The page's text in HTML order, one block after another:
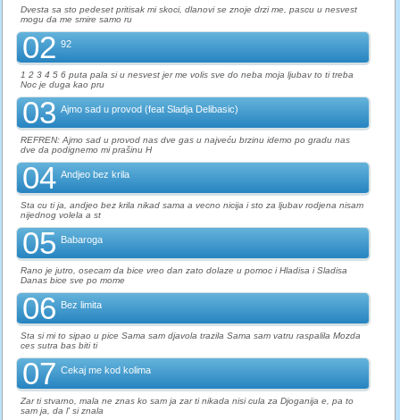
Dvesta sa sto pedeset pritisak mi skoci, dlanovi se znoje drzi me, pascu u nesvest
mogu da me smire samo ru
02 92
1 2 3 4 5 6 puta pala si u nesvest jer me volis sve do neba moja ljubav to ti treba
Noc je duga kao pru
03 Ajmo sad u provod (feat Sladja Delibasic)
REFREN: Ajmo sad u provod nas dve gas u najveću brzinu idemo po gradu nas
dve da podignemo mi prašinu H
04 Andjeo bez krila
Sta cu ti ja, andjeo bez krila nikad sama a vecno nicija i sto za ljubav rodjena nisam
nijednog volela a st
05 Babaroga
Rano je jutro, osecam da bice vreo dan zato dolaze u pomoc i Hladisa i Sladisa
Danas bice sve po mome
06 Bez limita
Sta si mi to sipao u pice Sama sam djavola trazila Sama sam vatru raspalila Mozda
ces sutra bas biti ti
07 Cekaj me kod kolima
Zar ti stvarno, mala ne znas ko sam ja zar ti nikada nisi cula za Djoganija e, pa to
sam ja, da l' si znala